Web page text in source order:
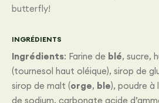
butterfly!
INGRÉDIENTS
Ingrédients: Farine de blé, sucre,
(tournesol haut oléique), sirop de
sirop de malt (orge, ble), poudre à
de sodium, carbonate acide